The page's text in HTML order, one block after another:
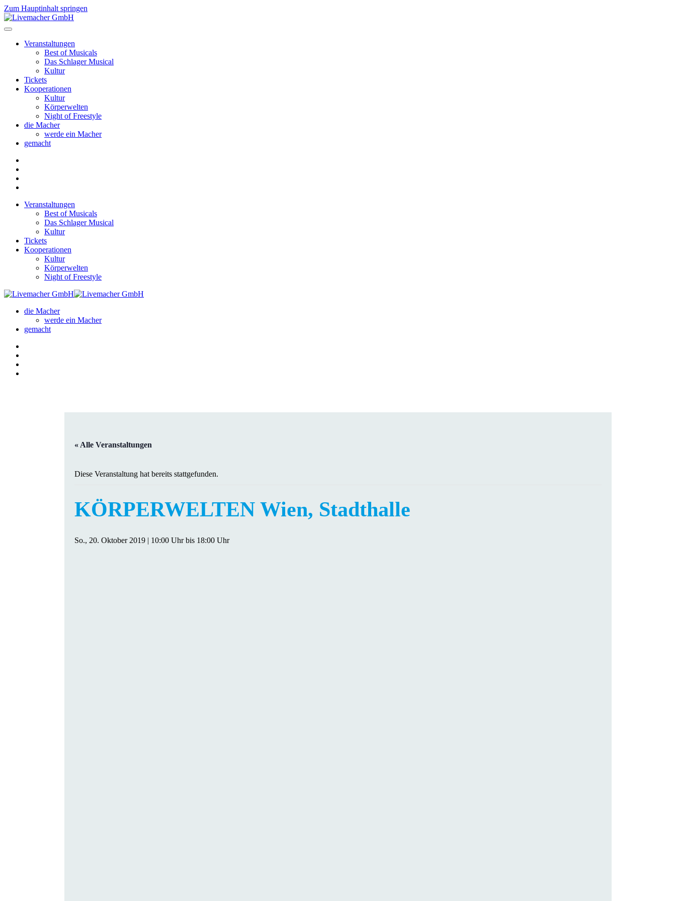
Zum Hauptinhalt springen
Veranstaltungen
Best of Musicals
Das Schlager Musical
Kultur
Tickets
Kooperationen
Kultur
Körperwelten
Night of Freestyle
die Macher
werde ein Macher
gemacht
Veranstaltungen
Best of Musicals
Das Schlager Musical
Kultur
Tickets
Kooperationen
Kultur
Körperwelten
Night of Freestyle
die Macher
werde ein Macher
gemacht
« Alle Veranstaltungen
Diese Veranstaltung hat bereits stattgefunden.
KÖRPERWELTEN Wien, Stadthalle
So., 20. Oktober 2019 | 10:00 Uhrbis 18:00 Uhr